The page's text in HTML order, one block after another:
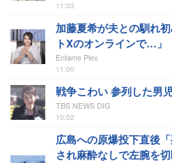
11:03
加藤夏希が夫との馴れ
トXのオンラインで…」
Entame Plex
11:00
戦争こわい 参列した男
TBS NEWS DIG
10:02
広島への原爆投下直後
され麻酔なしで左腕を